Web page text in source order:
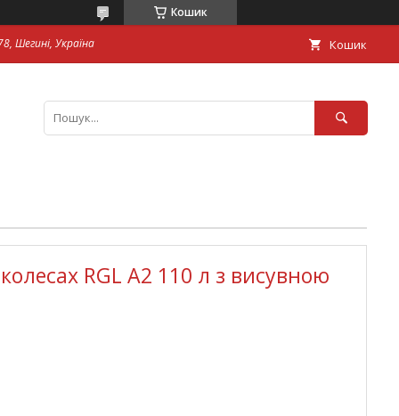
Кошик
Шегині, Україна Кошик
RGL A2 110 л з висувною